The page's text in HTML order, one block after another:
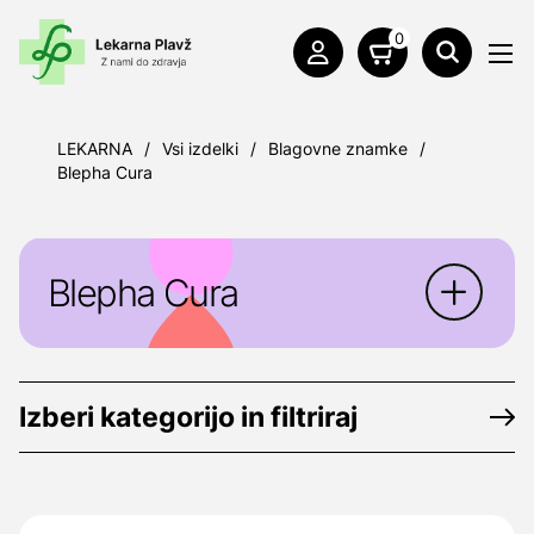
0
LEKARNA / Vsi izdelki / Blagovne znamke
/
Blepha Cura
Blepha Cura
ki nastanejo pri sindromu suhega očesa.
Izberi kategorijo in filtriraj